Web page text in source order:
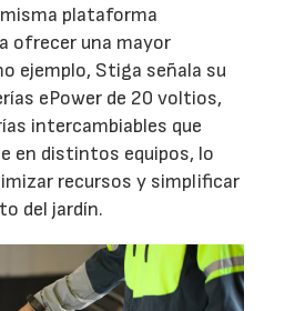
plataforma
ofrecer una mayor
ejemplo, Stiga señala su
ePower de 20 voltios,
intercambiables que
en distintos equipos, lo
recursos y simplificar
del jardín.